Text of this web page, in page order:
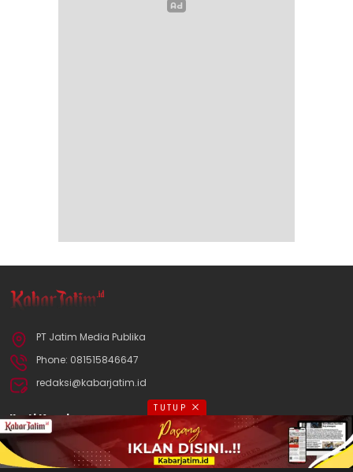
PT Jatim Media Publika
Phone: 081515846647
redaksi@kabarjatim.id
Ikuti Kami
TUTUP